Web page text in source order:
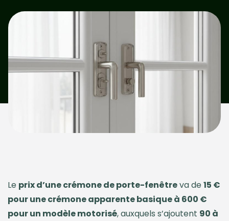
Le prix d’une crémone de porte-fenêtreva de15 €
pour une crémone apparente basique à 600 €
pour un modèle motorisé, auxquels s’ajoutent 90 à